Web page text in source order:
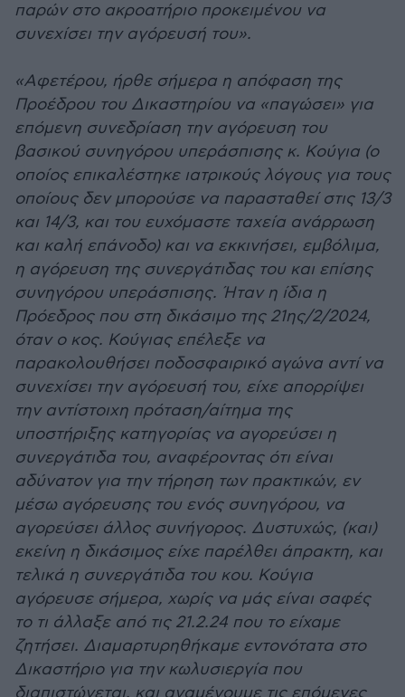
παρών στο ακροατήριο προκειμένου να
συνεχίσει την αγόρευσή του».
«Αφετέρου, ήρθε σήμερα η απόφαση της
Προέδρου του Δικαστηρίου να «παγώσει» για
επόμενη συνεδρίαση την αγόρευση του
βασικού συνηγόρου υπεράσπισης κ. Κούγια (ο
οποίος επικαλέστηκε ιατρικούς λόγους για τους
οποίους δεν μπορούσε να παρασταθεί στις 13/3
και 14/3, και του ευχόμαστε ταχεία ανάρρωση
και καλή επάνοδο) και να εκκινήσει, εμβόλιμα,
η αγόρευση της συνεργάτιδας του και επίσης
συνηγόρου υπεράσπισης. Ήταν η ίδια η
Πρόεδρος που στη δικάσιμο της 21ης/2/2024,
όταν ο κος. Κούγιας επέλεξε να
παρακολουθήσει ποδοσφαιρικό αγώνα αντί να
συνεχίσει την αγόρευσή του, είχε απορρίψει
την αντίστοιχη πρόταση/αίτημα της
υποστήριξης κατηγορίας να αγορεύσει η
συνεργάτιδα του, αναφέροντας ότι είναι
αδύνατον για την τήρηση των πρακτικών, εν
μέσω αγόρευσης του ενός συνηγόρου, να
αγορεύσει άλλος συνήγορος. Δυστυχώς, (και)
εκείνη η δικάσιμος είχε παρέλθει άπρακτη, και
τελικά η συνεργάτιδα του κου. Κούγια
αγόρευσε σήμερα, χωρίς να μάς είναι σαφές
το τι άλλαξε από τις 21.2.24 που το είχαμε
ζητήσει. Διαμαρτυρηθήκαμε εντονότατα στο
Δικαστήριο για την κωλυσιεργία που
διαπιστώνεται, και αναμένουμε τις επόμενες